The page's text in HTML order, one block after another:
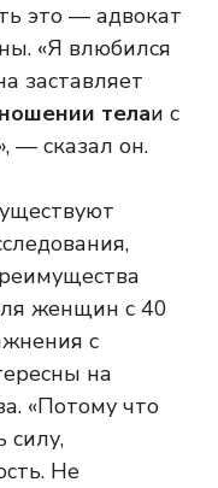
это — адвокат
«Я влюбился
заставляет
телаи с
— сказал он.
женщин с 40
с
на
«Потому что
силу,
Не